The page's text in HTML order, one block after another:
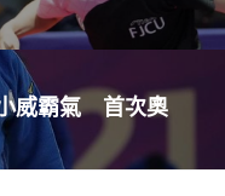
威霸氣 首次奧